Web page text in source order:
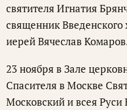
святителя Игнатия
священник Введенского
иерей Вячеслав
23 ноября в Зале
Спасителя в Москве
Московский и всея Руси